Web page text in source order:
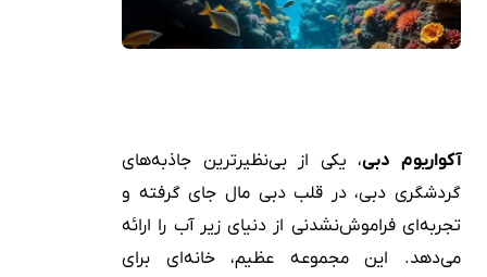
آکواریوم دبی، یکی از بی‌نظیرترین جاذبه‌های
گردشگری دبی، در قلب دبی مال جای گرفته و
تجربه‌ای فراموش‌نشدنی از دنیای زیر آب را ارائه
می‌دهد. این مجموعه عظیم، خانه‌ای برای